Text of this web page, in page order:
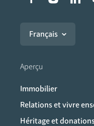
Français
Aperçu
Immobilier
Relations et vivre
Héritage et